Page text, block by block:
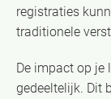
registraties
traditionele
De impact op je
gedeeltelijk. Dit